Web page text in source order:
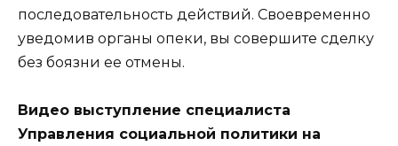
последовательность действий. Своевременно
уведомив органы опеки, вы совершите сделку
без боязни ее отмены.
Видео выступление специалиста
Управления социальной политики на